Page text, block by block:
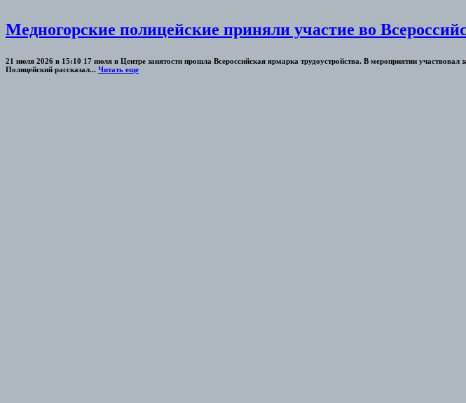
Медногорские полицейские приняли участие во
21 июля 2026 в 15:10 17 июля в Центре занятости прошла Всероссийская ярмарка трудоустройства. В мероприятии
Полицейский рассказал... Читать еще